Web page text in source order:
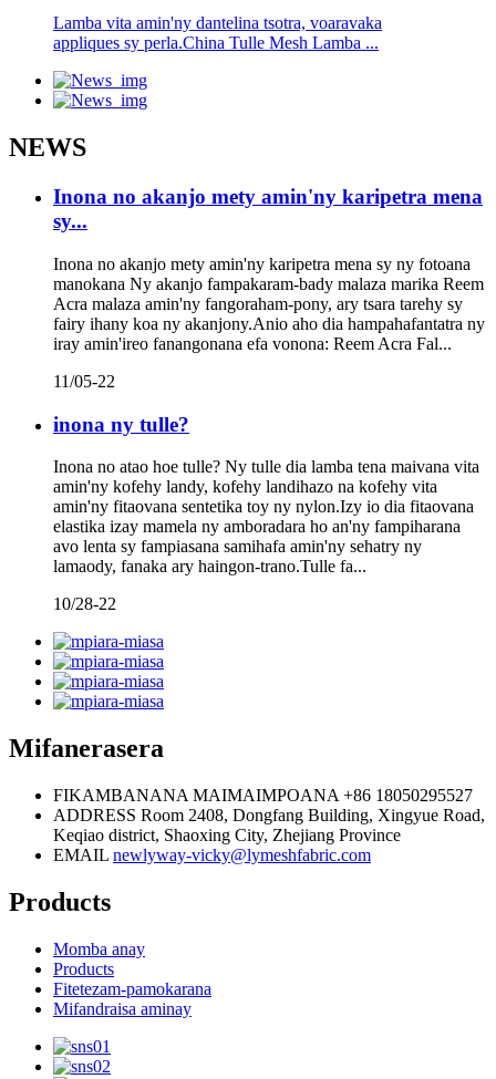
Lamba vita amin'ny dantelina tsotra, voaravaka
appliques sy perla.China Tulle Mesh Lamba ...
NEWS
Inona no akanjo mety amin'ny karipetra mena
sy...
Inona no akanjo mety amin'ny karipetra mena sy ny fotoana
manokana Ny akanjo fampakaram-bady malaza marika Reem
Acra malaza amin'ny fangoraham-pony, ary tsara tarehy sy
fairy ihany koa ny akanjony.Anio aho dia hampahafantatra ny
iray amin'ireo fanangonana efa vonona: Reem Acra Fal...
11/05-22
inona ny tulle?
Inona no atao hoe tulle? Ny tulle dia lamba tena maivana vita
amin'ny kofehy landy, kofehy landihazo na kofehy vita
amin'ny fitaovana sentetika toy ny nylon.Izy io dia fitaovana
elastika izay mamela ny amboradara ho an'ny fampiharana
avo lenta sy fampiasana samihafa amin'ny sehatry ny
lamaody, fanaka ary haingon-trano.Tulle fa...
10/28-22
Mifanerasera
FIKAMBANANA MAIMAIMPOANA +86 18050295527
ADDRESS Room 2408, Dongfang Building, Xingyue Road,
Keqiao district, Shaoxing City, Zhejiang Province
EMAIL newlyway-vicky@lymeshfabric.com
Products
Momba anay
Products
Fitetezam-pamokarana
Mifandraisa aminay